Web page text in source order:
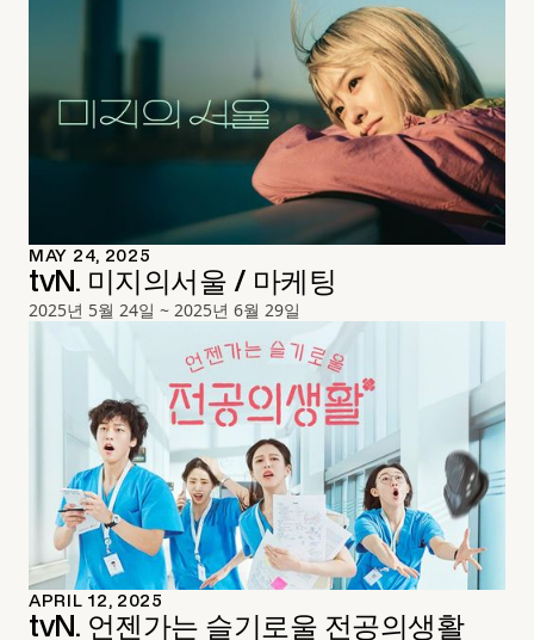
MAY 24, 2025
tvN. 미지의서울 / 마케팅
2025년 5월 24일 ~ 2025년 6월 29일
APRIL 12, 2025
tvN. 언젠가는 슬기로울 전공의생활